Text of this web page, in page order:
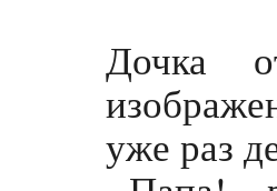
Дочка
уже раз